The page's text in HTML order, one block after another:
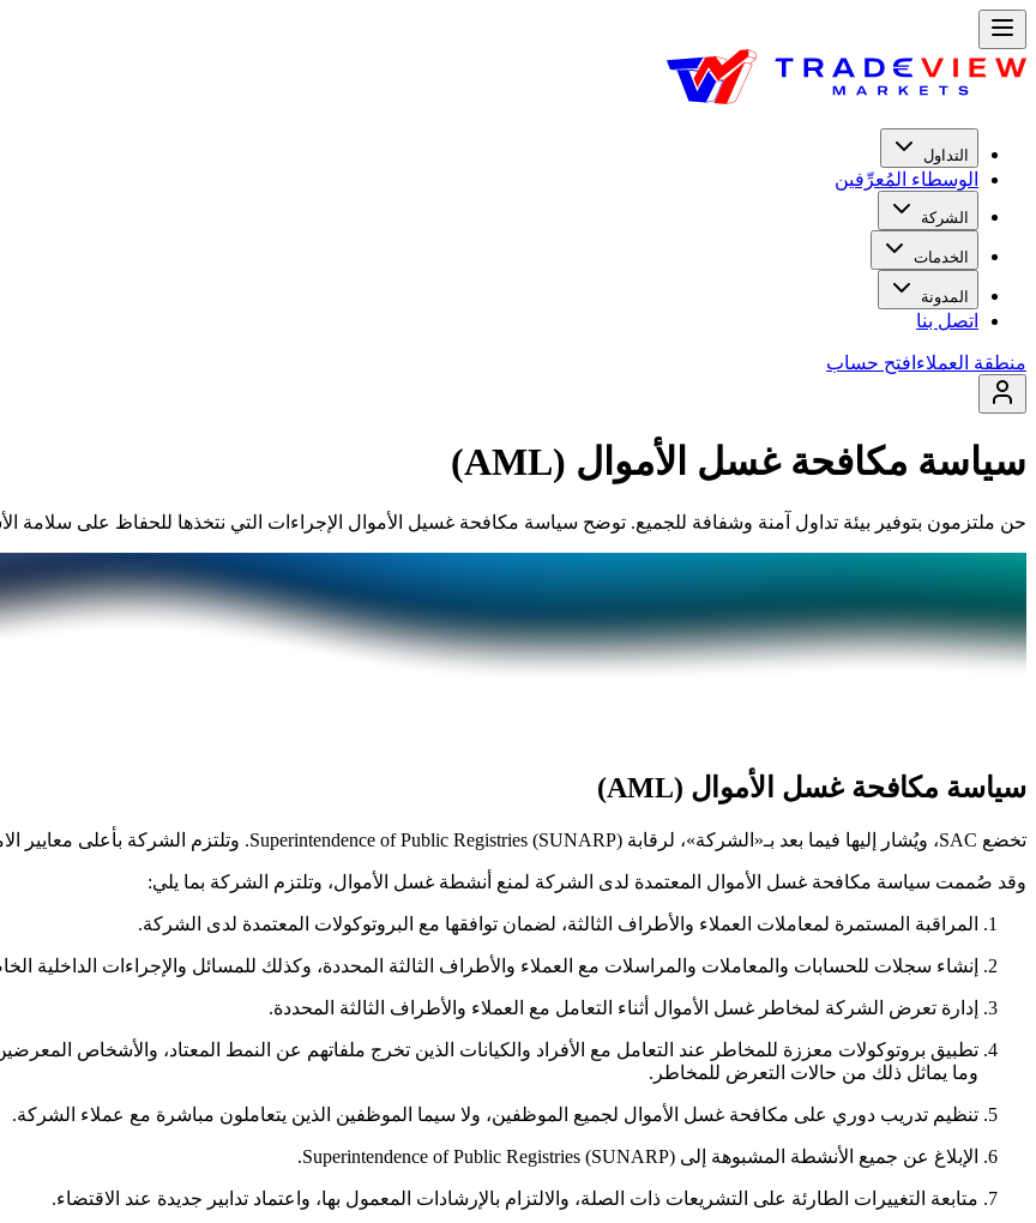
التداول
الوسطاء المُعرِّفين
الشركة
الخدمات
المدونة
اتصل بنا
منطقة العملاء افتح حساب
سياسة مكافحة غسل الأموال (AML)
حن ملتزمون بتوفير بيئة تداول آمنة وشفافة للجميع. توضح سياسة مكافحة غسيل الأموال الإجراءات التي نتخذها للحفاظ على سلامة
سياسة مكافحة غسل الأموال (AML)
تخضع SAC، ويُشار إليها فيما بعد بـ«الشركة»، لرقابة Superintendence of Public Registries (SUNARP). وتلتزم الشركة بأعلى معايير الامتثال في مكافحة غسل الأموال (AML) ومكافحة تمويل الإرهاب (CTF).
وقد صُممت سياسة مكافحة غسل الأموال المعتمدة لدى الشركة لمنع أنشطة غسل الأموال، وتلتزم الشركة بما يلي:
المراقبة المستمرة لمعاملات العملاء والأطراف الثالثة، لضمان توافقها مع البروتوكولات المعتمدة لدى الشركة.
إنشاء سجلات للحسابات والمعاملات والمراسلات مع العملاء والأطراف الثالثة المحددة، وكذلك للمسائل والإجراءات الداخلية
إدارة تعرض الشركة لمخاطر غسل الأموال أثناء التعامل مع العملاء والأطراف الثالثة المحددة.
تطبيق بروتوكولات معززة للمخاطر عند التعامل مع الأفراد والكيانات الذين تخرج ملفاتهم عن النمط المعتاد، والأشخاص
وما يماثل ذلك من حالات التعرض للمخاطر.
تنظيم تدريب دوري على مكافحة غسل الأموال لجميع الموظفين، ولا سيما الموظفين الذين يتعاملون مباشرة مع عملاء الشركة.
الإبلاغ عن جميع الأنشطة المشبوهة إلى Superintendence of Public Registries (SUNARP).
متابعة التغييرات الطارئة على التشريعات ذات الصلة، والالتزام بالإرشادات المعمول بها، واعتماد تدابير جديدة عند الاقتضاء.